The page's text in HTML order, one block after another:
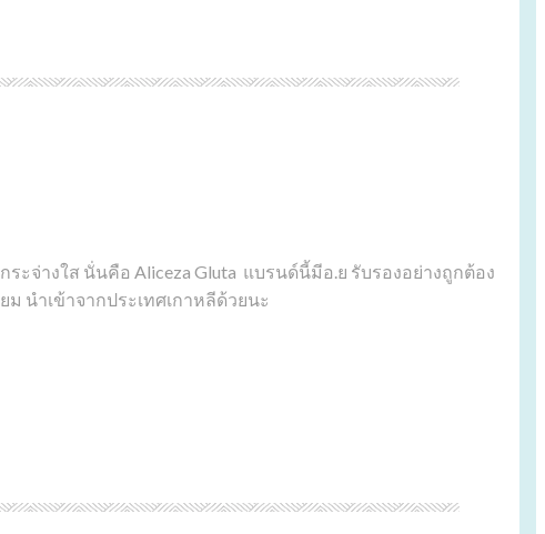
จ่างใส นั่นคือ Aliceza Gluta แบรนด์นี้มีอ.ย รับรองอย่างถูกต้อง
นำเข้าจากประเทศเกาหลีด้วยนะ